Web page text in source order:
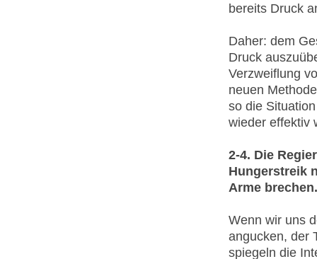
bereits Druck
Daher: dem
Druck
Verzweiflung
neuen
so die
wieder effektiv
2-4. Die
Hungerstreik
Arme brechen.
Wenn wir uns
angucken, der
spiegeln die